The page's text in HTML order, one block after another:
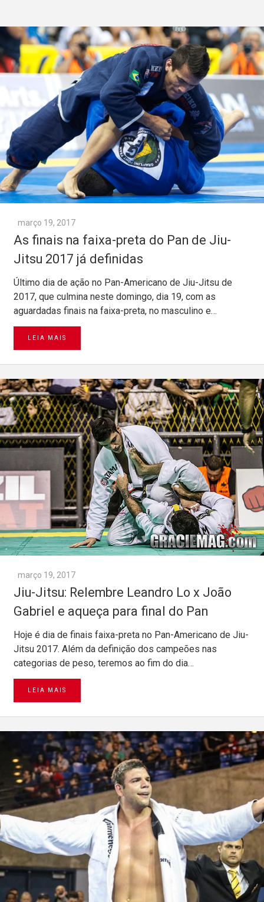
março 19, 2017
As finais na faixa-preta do Pan de Jiu-
Jitsu 2017 já definidas
Último dia de ação no Pan-Americano de Jiu-Jitsu de
2017, que culmina neste domingo, dia 19, com as
aguardadas finais na faixa-preta, no masculino e…
LEIA MAIS
março 19, 2017
Jiu-Jitsu: Relembre Leandro Lo x João
Gabriel e aqueça para final do Pan
Hoje é dia de finais faixa-preta no Pan-Americano de Jiu-
Jitsu 2017. Além da definição dos campeões nas
categorias de peso, teremos ao fim do dia…
LEIA MAIS